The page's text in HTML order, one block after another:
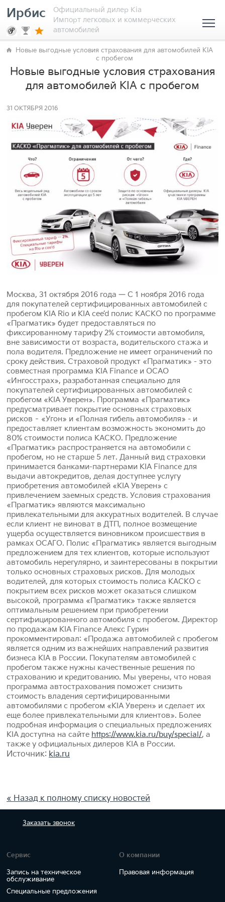
Ирбис
Официальный дилер Kia
Импорт легковых и коммерческих
автомобилей
Новые выгодные условия страхования для автомобилей KIA
с пробегом
Новые выгодные условия страхования
для автомобилей KIA с пробегом
31 ОКТЯБРЯ 2016
Москва, 31 октября 2016 года — C 1 ноября 2016 года
для покупателей сертифицированных автомобилей с
пробегом KIA Rio и KIA cee’d полис КАСКО по программе
«Прагматик» будет предоставляться по
фиксированному тарифу 2% стоимости автомобиля,
вне зависимости от возраста, водительского стажа и
пола водителя. Предложение не имеет ограничений по
сроку действия. Страховой продукт «Прагматик» - это
совместная программа KIA Finance и ОСАО
«Ингосстрах», разработанная специально для
покупателей сертифицированных автомобилей с
пробегом «KIA Уверен». Программа «Прагматик»
предусматривает покрытие основных страховых
рисков – «Угон» и «Полная гибель автомобиля» - и
предоставляет клиентам возможность экономить до
80% стоимости полиса КАСКО. Предложение
«Прагматик» распространяется на автомобили с
пробегом, но не старше 5 лет. Данный вид страховки
принимается банками-партнерами KIA Finance для
выдачи автокредитов, делая доступнее услугу
приобретения автомобилей «KIA Уверен» с
привлечением заемных средств. Условия страхования
«Прагматик» являются максимально
привлекательными для аккуратных водителей. В случае
если клиент не виноват в ДТП, полное возмещение
ущерба осуществляется виновником происшествия в
рамках ОСАГО. Полис «Прагматик» является выгодным
предложением для тех клиентов, которые используют
автомобиль нерегулярно, и заинтересованы в покрытии
только основных страховых рисков. Для молодых
водителей, для которых стоимость полиса КАСКО с
покрытием всех рисков может оказаться слишком
высокой, программа «Прагматик» также является
оптимальным решением при приобретении
сертифицированного автомобиля с пробегом. Директор
по продажам KIA Finance Алекс Гурин
прокомментировал: «Продажа автомобилей с пробегом
является одним из важнейших направлений развития
бизнеса KIA в России. Покупателям автомобилей с
пробегом также нужны качественные решения по
страхованию и кредитованию. Мы уверены, что новая
программа автострахования поможет снизить
стоимость владения сертифицированными
автомобилями с пробегом «KIA Уверен» и сделает их
еще более привлекательными для клиентов». Более
подробная информация о специальных предложениях
KIA доступна на сайте https://www.kia.ru/buy/special/, а
также у официальных дилеров KIA в России.
Источник: kia.ru
« Назад к полному списку новостей
Заказать звонок
Сервис
Запись на техническое
обслуживание
Специальные предложения
О компании
Правовая информация